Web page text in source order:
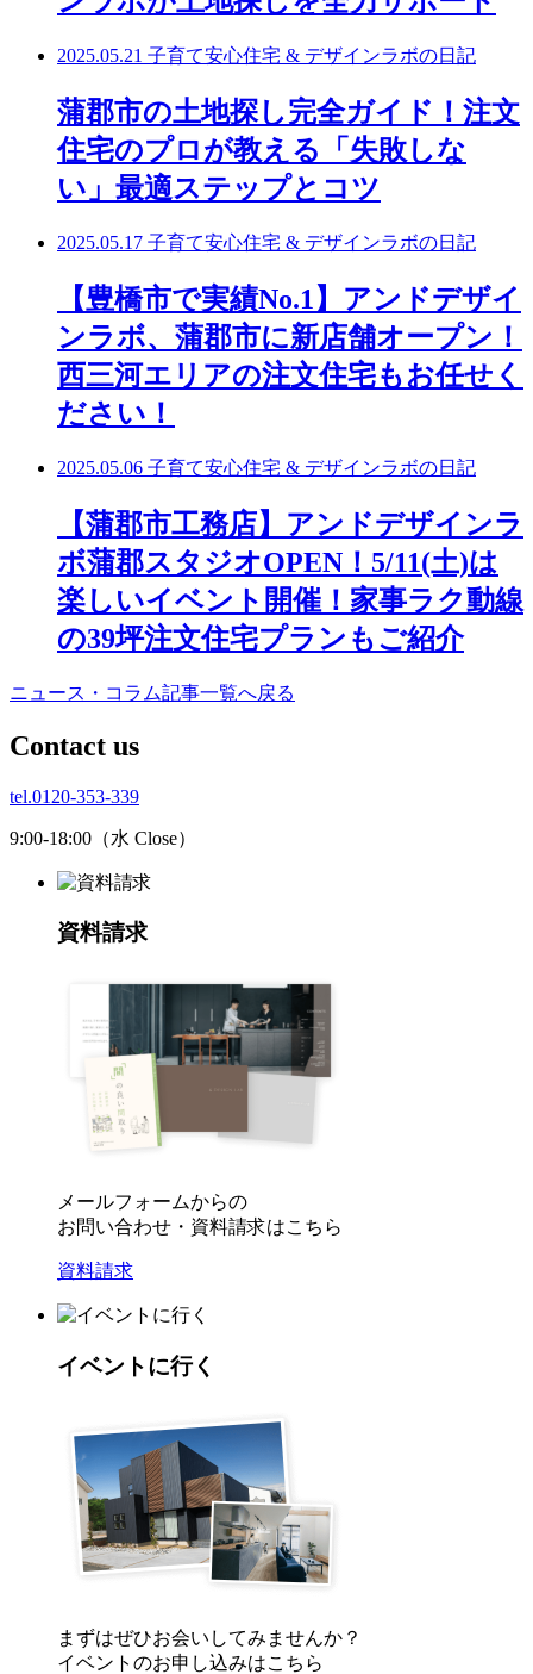
2025.05.21 子育て安心住宅 & デザインラボの日記
蒲郡市の土地探し完全ガイド！注文
住宅のプロが教える「失敗しな
い」最適ステップとコツ
2025.05.17 子育て安心住宅 & デザインラボの日記
【豊橋市で実績No.1】アンドデザイ
ンラボ、蒲郡市に新店舗オープン！
西三河エリアの注文住宅もお任せく
ださい！
2025.05.06 子育て安心住宅 & デザインラボの日記
【蒲郡市工務店】アンドデザインラ
ボ蒲郡スタジオOPEN！5/11(土)は
楽しいイベント開催！家事ラク動線
の39坪注文住宅プランもご紹介
ニュース・コラム記事一覧へ戻る
Contact us
tel.0120-353-339
9:00-18:00（水 Close）
資料請求
メールフォームからの
お問い合わせ・資料請求はこちら
資料請求
イベントに行く
まずはぜひお会いしてみませんか？
イベントのお申し込みはこちら